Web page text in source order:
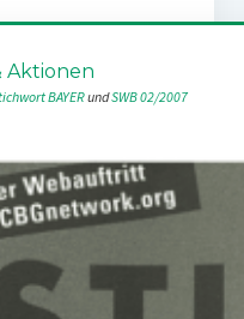
Aktionen
BAYER und SWB 02/2007